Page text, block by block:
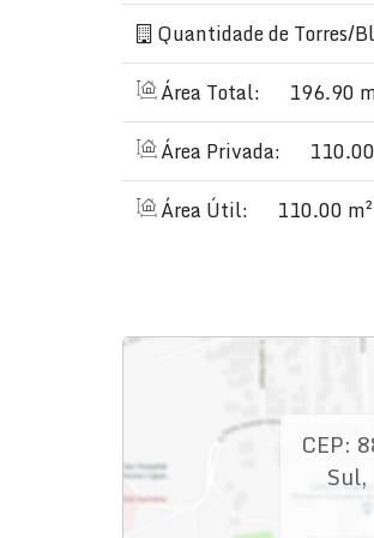
Contato:Não perca esta
apartamento dos seus
Explore o Melhor de
Descubra o luxo e a
para viver com conforto e
#ApartamentoDeLuxo
Quantidade de Torres/
Área Total:
196.90
Área Privada:
Área Útil:
110.00 m²
CEP:
Sul,